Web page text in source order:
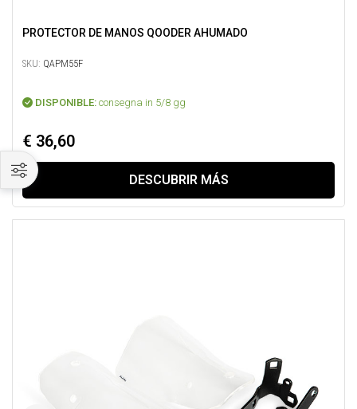
PROTECTOR DE MANOS QOODER AHUMADO
SKU: QAPM55F
DISPONIBLE: consegna in 5/8 gg
€ 36,60
DESCUBRIR MÁS